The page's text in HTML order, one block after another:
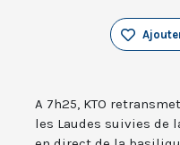
A 7h25, KTO
les Laudes suivies de